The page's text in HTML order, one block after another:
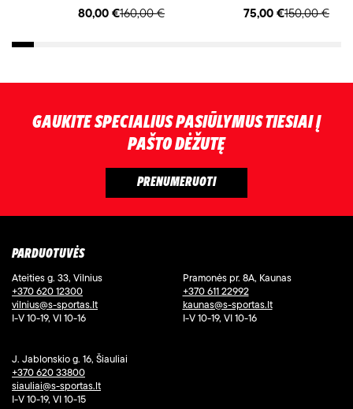
160,00 €
80,00 € 150,00 €
75,00 €
GAUKITE SPECIALIUS PASIŪLYMUS TIESIAI Į
PAŠTO DĖŽUTĘ
PARDUOTUVĖS
Ateities g. 33, Vilnius
+370 620 12300
vilnius@s-sportas.lt
I-V 10-19, VI 10-16
Pramonės pr. 8A, Kaunas
+370 611 22992
kaunas@s-sportas.lt
I-V 10-19, VI 10-16
J. Jablonskio g. 16, Šiauliai
+370 620 33800
siauliai@s-sportas.lt
I-V 10-19, VI 10-15